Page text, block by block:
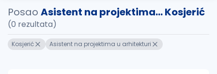
Posao Asistent na projektima... Kosjerić
(0 rezultata)
Kosjerić Asistent na projektima u arhitekturi